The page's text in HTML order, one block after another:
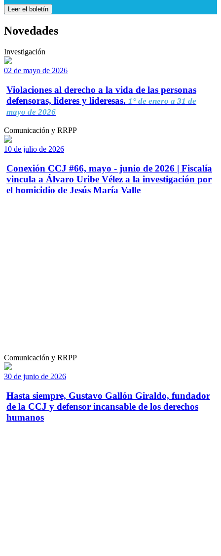
Leer el boletín
Novedades
Investigación
02 de mayo de 2026
Violaciones al derecho a la vida de las personas
defensoras, líderes y lideresas. 1° de enero a 31 de
mayo de 2026
Comunicación y RRPP
10 de julio de 2026
Conexión CCJ #66, mayo - junio de 2026 | Fiscalía
vincula a Álvaro Uribe Vélez a la investigación por
el homicidio de Jesús María Valle
Comunicación y RRPP
30 de junio de 2026
Hasta siempre, Gustavo Gallón Giraldo, fundador
de la CCJ y defensor incansable de los derechos
humanos